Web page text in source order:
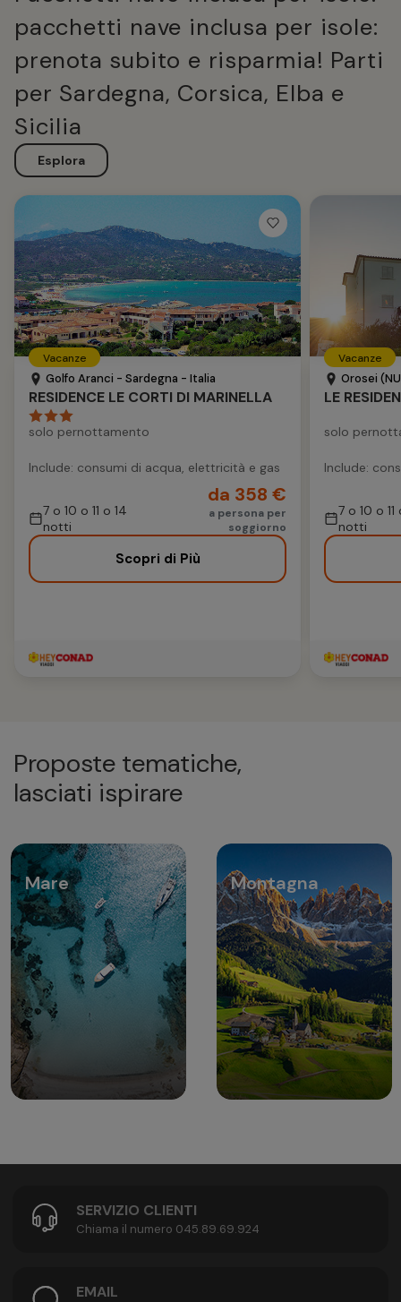
pacchetti nave inclusa per isole:
prenota subito e risparmia! Parti
per Sardegna, Corsica, Elba e
Sicilia
Esplora
Vacanze
Golfo Aranci - Sardegna - Italia
RESIDENCE LE CORTI DI MARINELLA
solo pernottamento
Include: consumi di acqua, elettricità e gas
7 o 10 o 11 o 14
notti
da 358 €
a persona per
soggiorno
Scopri di Più
Vacanze
Orosei
LE
solo
Include:
7 o 10 o 11
notti
Proposte tematiche,
lasciati ispirare
Mare Montagna
SERVIZIO CLIENTI
Chiama il numero 045.89.69.924
EMAIL